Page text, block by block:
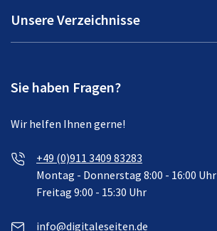
Unsere Verzeichnisse
Sie haben Fragen?
Wir helfen Ihnen gerne!
+49 (0)911 3409 83283
Montag - Donnerstag 8:00 - 16:00 Uhr
Freitag 9:00 - 15:30 Uhr
info@digitaleseiten.de